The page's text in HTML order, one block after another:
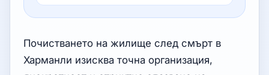
Почистването на жилище след смърт в
Харманли изисква точна организация,